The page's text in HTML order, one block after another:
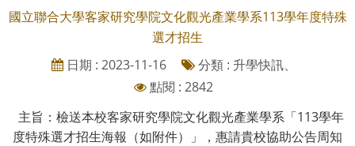
國立聯合大學客家研究學院文化觀光產業學系113學年度特殊
選才招生
日期 : 2023-11-16
分類 : 升學快訊、
點閱 : 2842
主旨：檢送本校客家研究學院文化觀光產業學系「113學年
度特殊選才招生海報（如附件）」，惠請貴校協助公告周知